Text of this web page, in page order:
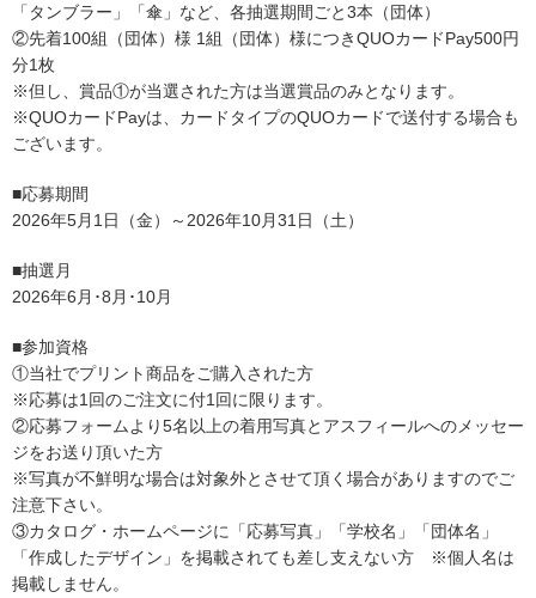
「タンブラー」「傘」など、各抽選期間ごと3本（団体）
②先着100組（団体）様 1組（団体）様につきQUOカードPay500円
分1枚
※但し、賞品①が当選された方は当選賞品のみとなります。
※QUOカードPayは、カードタイプのQUOカードで送付する場合も
ございます。
■応募期間
2026年5月1日（金）～2026年10月31日（土）
■抽選月
2026年6月･8月･10月
■参加資格
①当社でプリント商品をご購入された方
※応募は1回のご注文に付1回に限ります。
②応募フォームより5名以上の着用写真とアスフィールへのメッセー
ジをお送り頂いた方
※写真が不鮮明な場合は対象外とさせて頂く場合がありますのでご
注意下さい。
③カタログ・ホームページに「応募写真」「学校名」「団体名」
「作成したデザイン」を掲載されても差し支えない方 ※個人名は
掲載しません。